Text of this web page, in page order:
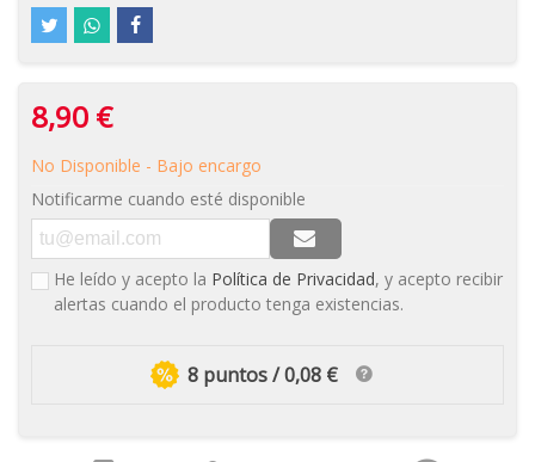
8,90 €
No Disponible - Bajo encargo
Notificarme cuando esté disponible
He leído y acepto la Política de Privacidad, y acepto recibir
alertas cuando el producto tenga existencias.
8 puntos / 0,08 €